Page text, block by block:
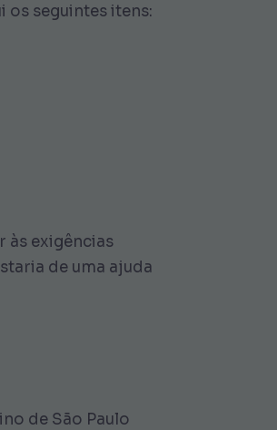
os seguintes itens:
às exigências
de uma ajuda
de São Paulo